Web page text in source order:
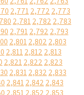
2,7712,772 2,773
2,7812,782 2,783
2,7912,792 2,793
2,8012,802 2,803
2,8112,812 2,813
2,8212,822 2,823
2,8312,832 2,833
2,8412,842 2,843